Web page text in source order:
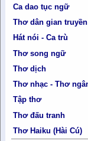
Ca dao tục ngữ
Thơ dân gian
Hát nói - Ca trù
Thơ song ngữ
Thơ dịch
Thơ nhạc - Thơ
Tập thơ
Thơ đấu tranh
Thơ Haiku (Hài Cú)